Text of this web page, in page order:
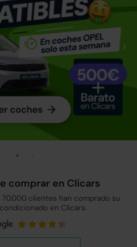
comprar en Clicars
70.000 clientes han comprado su
en Clicars.